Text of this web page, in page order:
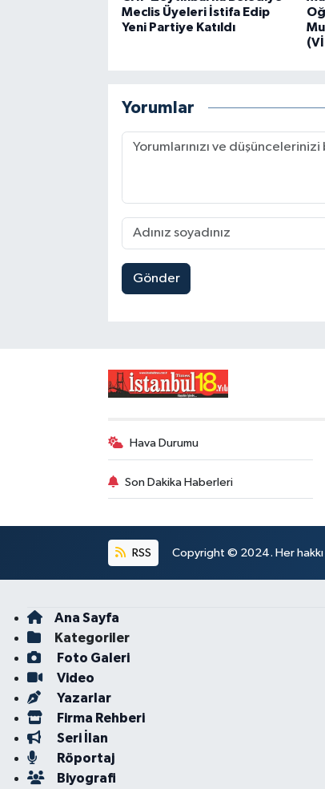
Meclis Üyeleri İstifa Edip
Yeni Partiye Katıldı
Yorumlar
Gönder
Hava Durumu
Son Dakika Haberleri
RSS Copyright © 2024. Her hakkı
Ana Sayfa
Kategoriler
Foto Galeri
Video
Yazarlar
Firma Rehberi
Seri İlan
Röportaj
Biyografi